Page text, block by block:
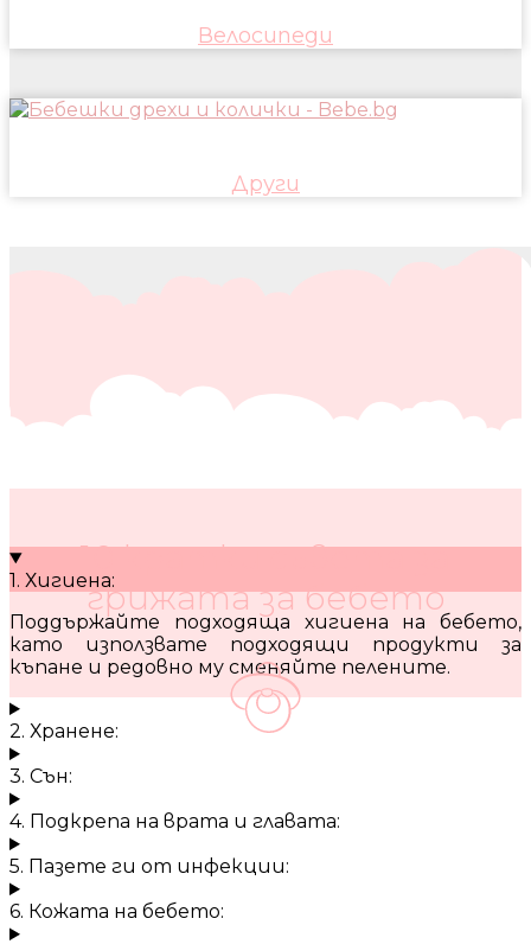
Велосипеди
Други
10 кратки съвета за
грижата за бебето
1. Хигиена:
Поддържайте подходяща хигиена на бебето,
като използвате подходящи продукти за
къпане и редовно му сменяйте пелените.
2. Хранене:
3. Сън:
4. Подкрепа на врата и главата:
5. Пазете ги от инфекции:
6. Кожата на бебето: